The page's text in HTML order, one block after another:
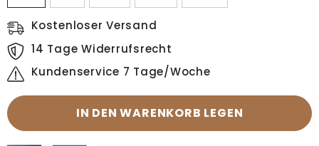
Kostenloser Versand
14 Tage Widerrufsrecht
Kundenservice 7 Tage/Woche
IN DEN WARENKORB LEGEN